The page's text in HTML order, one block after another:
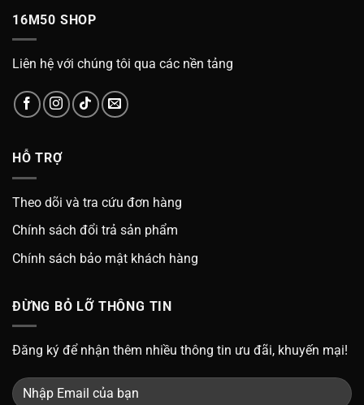
16M50 SHOP
Liên hệ với chúng tôi qua các nền tảng
HỖ TRỢ
Theo dõi và tra cứu đơn hàng
Chính sách đổi trả sản phẩm
Chính sách bảo mật khách hàng
ĐỪNG BỎ LỠ THÔNG TIN
Đăng ký để nhận thêm nhiều thông tin ưu đãi, khuyến mại!